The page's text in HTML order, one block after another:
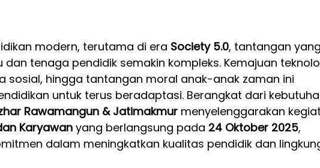
modern, terutama di era Society 5.0, tantangan
dan tenaga pendidik semakin kompleks. Kemajuan
sosial, hingga tantangan moral anak-anak zaman ini
untuk terus beradaptasi. Berangkat dari
Rawamangun & Jatimakmur menyelenggarakan
Karyawan yang berlangsung pada 24 Oktober 2025,
dalam meningkatkan kualitas pendidik dan